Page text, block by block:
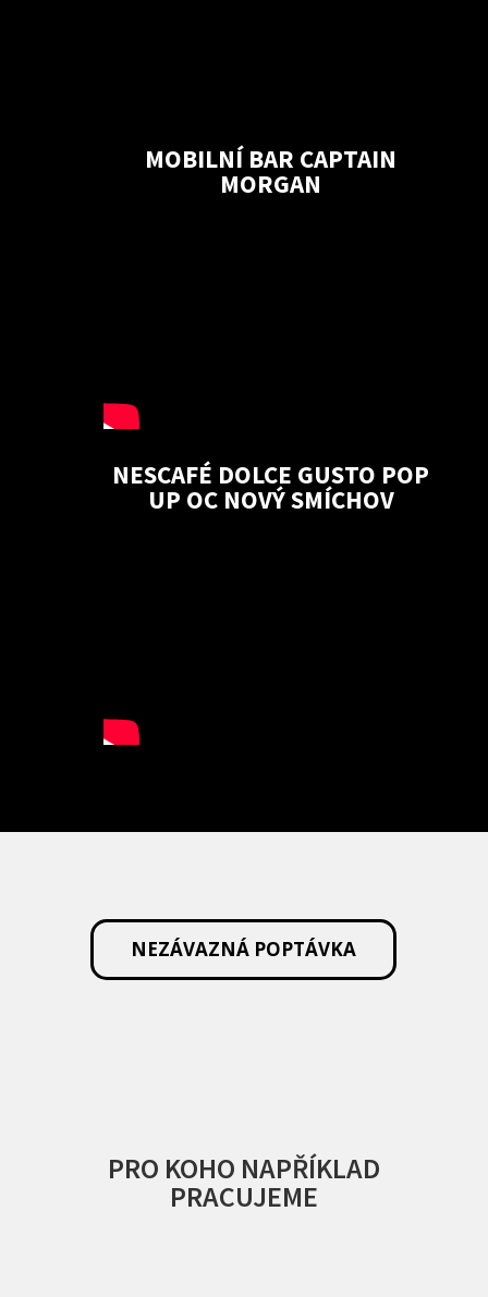
MOBILNÍ BAR CAPTAIN
MORGAN
NESCAFÉ DOLCE GUSTO POP
UP OC NOVÝ SMÍCHOV
NEZÁVAZNÁ POPTÁVKA
PRO KOHO NAPŘÍKLAD
PRACUJEME